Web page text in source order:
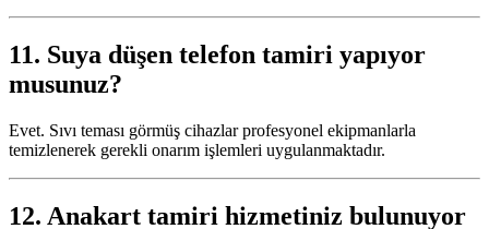
11. Suya düşen telefon tamiri yapıyor
musunuz?
Evet. Sıvı teması görmüş cihazlar profesyonel ekipmanlarla
temizlenerek gerekli onarım işlemleri uygulanmaktadır.
12. Anakart tamiri hizmetiniz bulunuyor